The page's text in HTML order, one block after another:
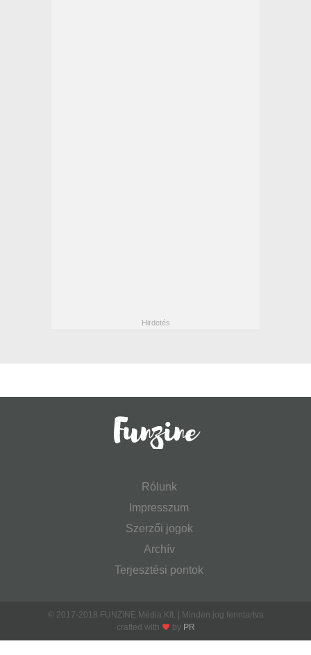
Rólunk
Impresszum
Szerzői jogok
Archív
Terjesztési pontok
© 2017-2018 FUNZINE Média Kft. | Minden jog fenntartva
crafted with
by PR